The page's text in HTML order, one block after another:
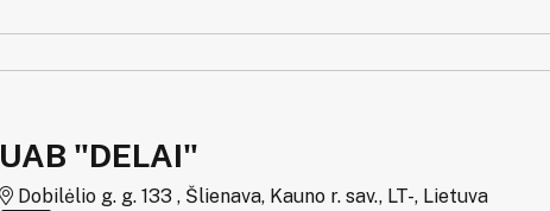
UAB "DELAI"
Dobilėlio g. g. 133 , Šlienava, Kauno r. sav., LT-, Lietuva